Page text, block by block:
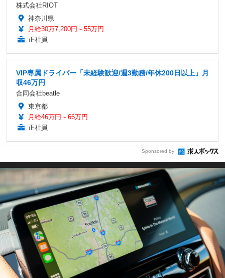
株式会社RIOT
神奈川県
月給30万7,200円～55万円
正社員
VIP専属ドライバー「未経験歓迎/週3勤務/年休200日以上」月
収46万円
合同会社beatle
東京都
月給46万円～66万円
正社員
Sponsored by